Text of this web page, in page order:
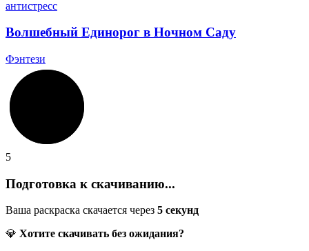
Волшебный Единорог в Ночном Саду
Фэнтези
5
Подготовка к скачиванию...
Ваша раскраска скачается через 5 секунд
💎 Хотите скачивать без ожидания?